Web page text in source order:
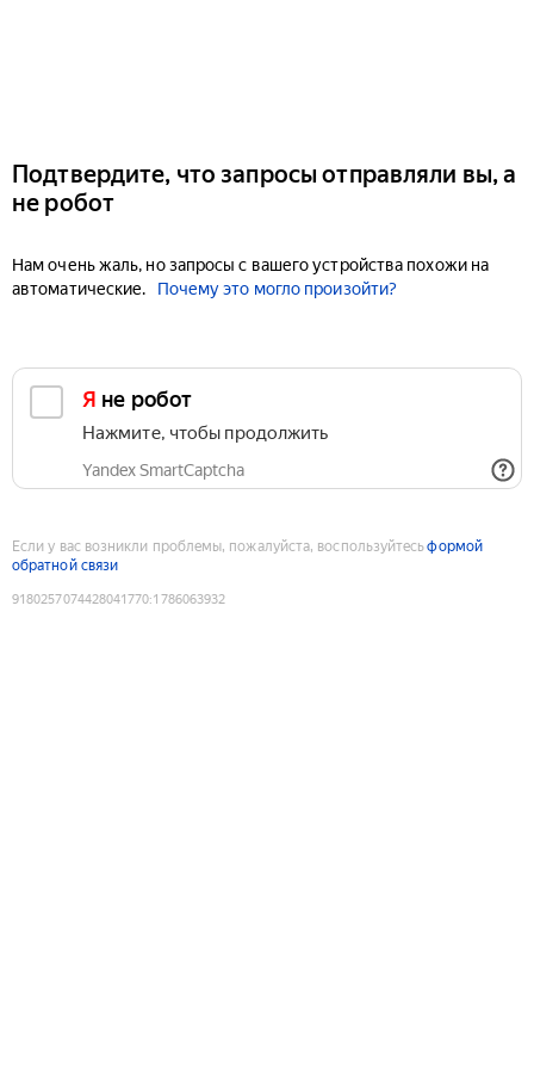
Подтвердите, что запросы отправляли вы, а
не робот
Нам очень жаль, но запросы с вашего устройства похожи на
автоматические.
Почему это могло произойти?
Я не робот
Нажмите, чтобы продолжить
Yandex SmartCaptcha
Если у вас возникли проблемы, пожалуйста, воспользуйтесьформой
обратной связи
9180257074428041770:1786063932